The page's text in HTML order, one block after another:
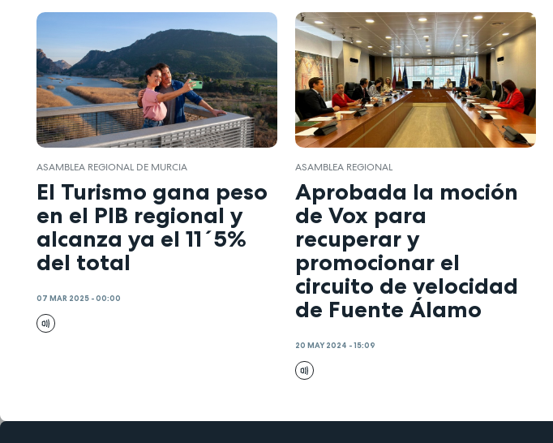
ASAMBLEA REGIONAL DE MURCIA
El Turismo gana peso
en el PIB regional y
alcanza ya el 11´5%
del total
07 MAR 2025 - 00:00
ASAMBLEA REGIONAL
Aprobada la moción
de Vox para
recuperar y
promocionar el
circuito de velocidad
de Fuente Álamo
20 MAY 2024 - 15:09